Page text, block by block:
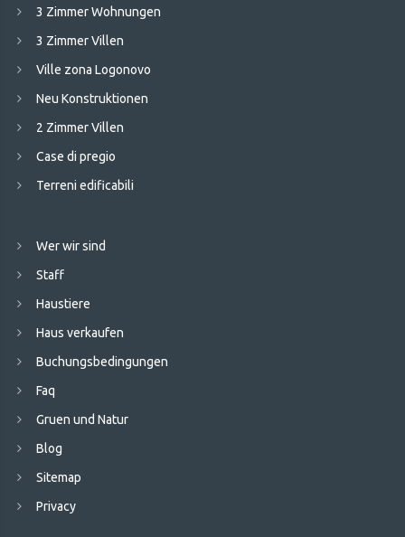
3 Zimmer Wohnungen
3 Zimmer Villen
Ville zona Logonovo
Neu Konstruktionen
2 Zimmer Villen
Case di pregio
Terreni edificabili
Wer wir sind
Staff
Haustiere
Haus verkaufen
Buchungsbedingungen
Faq
Gruen und Natur
Blog
Sitemap
Privacy